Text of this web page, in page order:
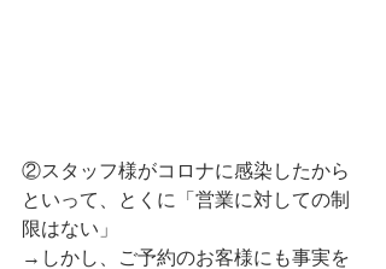
②スタッフ様がコロナに感染したから
といって、とくに「営業に対しての制
限はない」
→しかし、ご予約のお客様にも事実を